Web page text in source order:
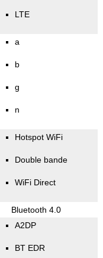
LTE
a
b
g
n
Hotspot WiFi
Double bande
WiFi Direct
Bluetooth 4.0
A2DP
BT EDR